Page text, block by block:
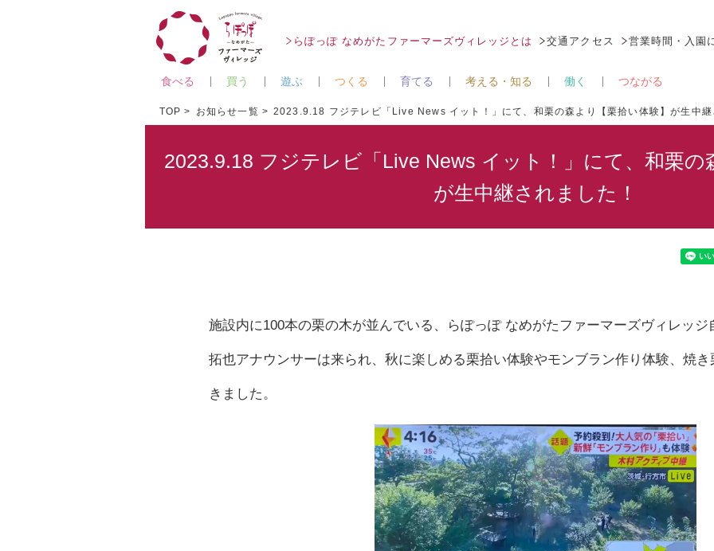
らぽっぽ なめがたファーマーズヴィレッジとは 交通アクセス 営業時間・入園
食べる 買う 遊ぶ つくる 育てる 考える・知る 働く つながる
TOP お知らせ一覧 2023.9.18 フジテレビ「Live News イット！」にて、和栗の森より【栗拾い体験】が生中継
2023.9.18 フジテレビ「Live News イット！」にて、和栗の
が生中継されました！
施設内に100本の栗の木が並んでいる、らぽっぽ なめがたファーマーズヴィレッジ
拓也アナウンサーは来られ、秋に楽しめる栗拾い体験やモンブラン作り体験、焼
きました。